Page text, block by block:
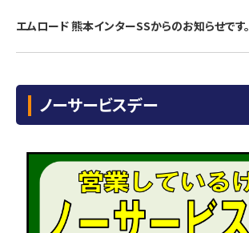
エムロード 熊本インターSSからのお知らせです。
ノーサービスデー